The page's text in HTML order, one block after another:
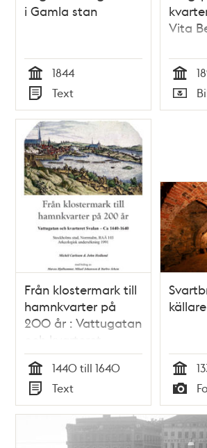
i Gamla stan
Tid
1844
Typ
Text
Vita
Tid
Typ
Från klostermark till
hamnkvarter på
200 år : Vattugatan
och kvarteret
Svalan ca 1440-
1640 / Michél
Carlsson & John
Hedlund ; med
bidrag av Marcus
Hjulhammar ...
Tid
1440 till 1640
Typ
Text
källare
Tid
Typ